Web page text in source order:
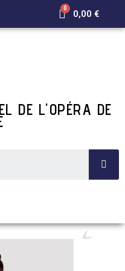
0,00 €
DE L'OPÉRA DE